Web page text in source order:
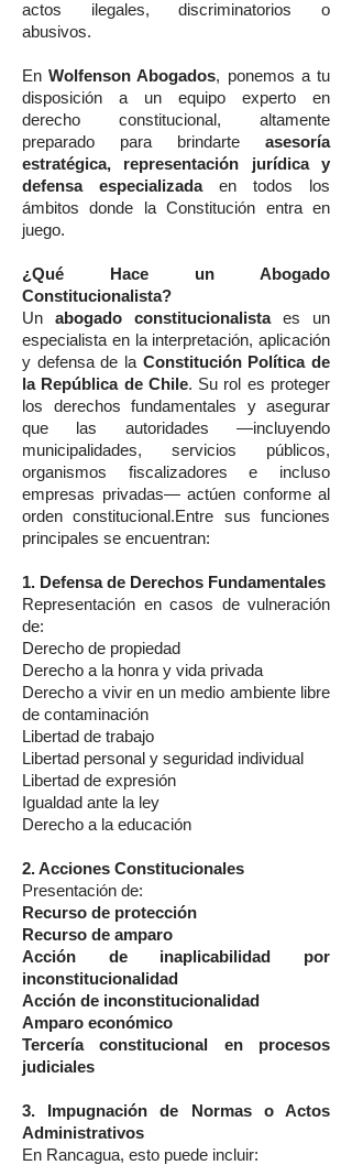
actos ilegales, discriminatorios o
abusivos.
EnWolfenson Abogados, ponemos a tu
disposición a un equipo experto en
derecho constitucional, altamente
preparado para brindarte asesoría
estratégica, representación jurídica y
defensa especializadaen todos los
ámbitos donde la Constitución entra en
juego.
¿Qué Hace un Abogado
Constitucionalista?
Un abogado constitucionalistaes un
especialista en la interpretación, aplicación
y defensa de la Constitución Política de
la República de Chile. Su rol es proteger
los derechos fundamentales y asegurar
que las autoridades —incluyendo
municipalidades, servicios públicos,
organismos fiscalizadores e incluso
empresas privadas— actúen conforme al
orden constitucional.Entre sus funciones
principales se encuentran:
1. Defensa de Derechos Fundamentales
Representación en casos de vulneración
de:
Derecho de propiedad
Derecho a la honra y vida privada
Derecho a vivir en un medio ambiente libre
de contaminación
Libertad de trabajo
Libertad personal y seguridad individual
Libertad de expresión
Igualdad ante la ley
Derecho a la educación
2. Acciones Constitucionales
Presentación de:
Recurso de protección
Recurso de amparo
Acción de inaplicabilidad por
inconstitucionalidad
Acción de inconstitucionalidad
Amparo económico
Tercería constitucional en procesos
judiciales
3. Impugnación de Normas o Actos
Administrativos
En Rancagua, esto puede incluir: